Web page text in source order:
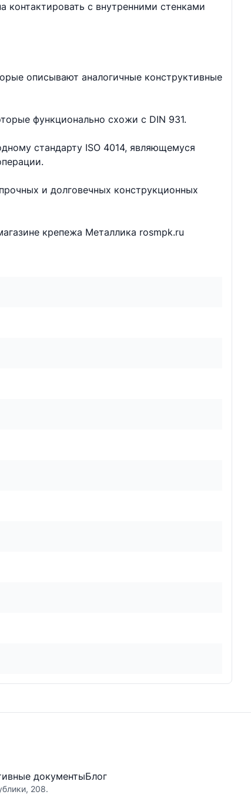
с внутренними стенками
описывают аналогичные конструктивные
функционально схожи с DIN 931.
стандарту ISO 4014, являющемуся
и долговечных конструкционных
крепежа Металлика rosmpk.ru
документыБлог
208.